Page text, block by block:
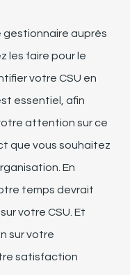
gestionnaire auprès
les faire pour le
votre CSU en
essentiel
afin
attention sur ce
que vous souhaitez
En
temps devrait
votre CSU. Et
sur votre
satisfaction